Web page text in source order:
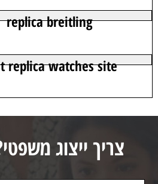
replica breitling
replica watches site
צריך ייצוג